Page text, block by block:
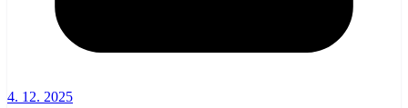
4. 12. 2025